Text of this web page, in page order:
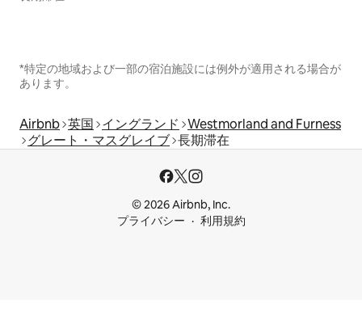
*特定の地域および一部の宿泊施設には例外が適用される場合が
あります。
Airbnb 英国 イングランド Westmorland and Furness
グレート・マスグレイブ 長期滞在
© 2026 Airbnb, Inc.
プライバシー
利用規約